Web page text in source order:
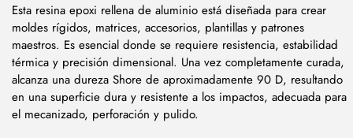
Esta resina epoxi rellena de aluminio está diseñada para crear
moldes rígidos, matrices, accesorios, plantillas y patrones
maestros. Es esencial donde se requiere resistencia, estabilidad
térmica y precisión dimensional. Una vez completamente curada,
alcanza una dureza Shore de aproximadamente 90 D, resultando
en una superficie dura y resistente a los impactos, adecuada para
el mecanizado, perforación y pulido.